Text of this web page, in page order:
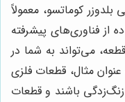
کوماتسو، معمولاً
از فناوری‌های پیشرفته
می‌تواند به شما در
مثال، قطعات فلزی
باشند و قطعات